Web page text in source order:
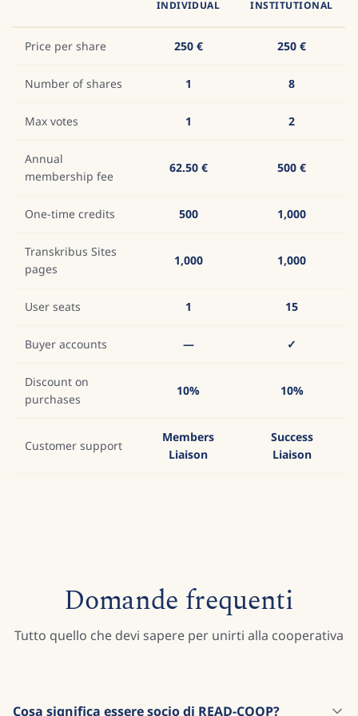
INDIVIDUAL INSTITUTIONAL
Price per share 250 € 250 €
Number of shares 1 8
Max votes 1 2
Annual
membership fee
62.50 € 500 €
One-time credits 500 1,000
Transkribus Sites
pages
1,000 1,000
User seats 1 15
Buyer accounts — ✓
Discount on
purchases
10% 10%
Customer support
Members
Liaison
Success
Liaison
Domande frequenti
Tutto quello che devi sapere per unirti alla cooperativa
Cosa significa essere socio di READ-COOP?